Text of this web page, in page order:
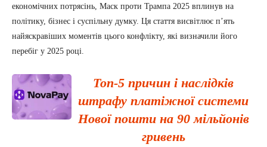
економічних потрясінь, Маск проти Трампа 2025 вплинув на
політику, бізнес і суспільну думку. Ця стаття висвітлює п’ять
найяскравіших моментів цього конфлікту, які визначили його
перебіг у 2025 році.
Топ-5 причин і наслідків
штрафу платіжної системи
Нової пошти на 90 мільйонів
гривень